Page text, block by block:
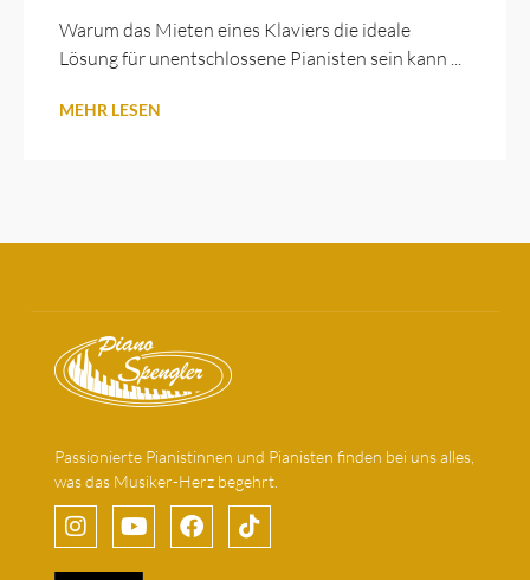
Warum das Mieten eines Klaviers die ideale
Lösung für unentschlossene Pianisten sein kann ...
MEHR LESEN
Passionierte Pianistinnen und Pianisten finden bei uns alles,
was das Musiker-Herz begehrt.